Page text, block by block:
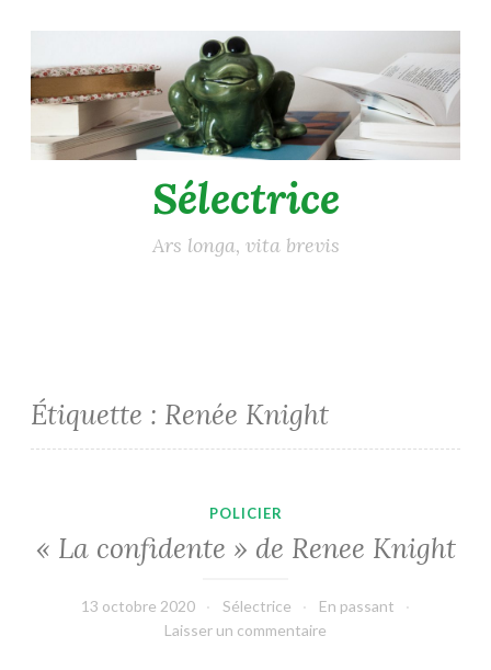
au
contenu
principal
Sélectrice
Ars longa, vita brevis
Étiquette : Renée Knight
POLICIER
« La confidente » de Renee Knight
13 octobre 2020 Sélectrice
En passant
Laisser un commentaire